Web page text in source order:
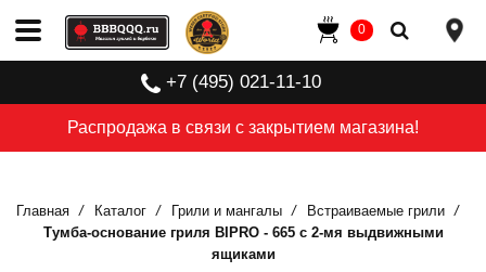
Распродажа в связи с закрытием магазина!
+7 (495) 021-11-10
0
Главная Каталог Грили и мангалы
Встраиваемые грили
Тумба-основание гриля BIPRO - 665 с 2-мя выдвижными
ящиками